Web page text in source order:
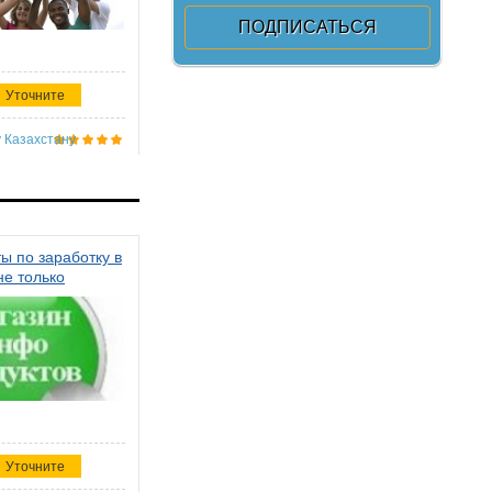
Уточните
Казахстану
по заработку в
только
Уточните